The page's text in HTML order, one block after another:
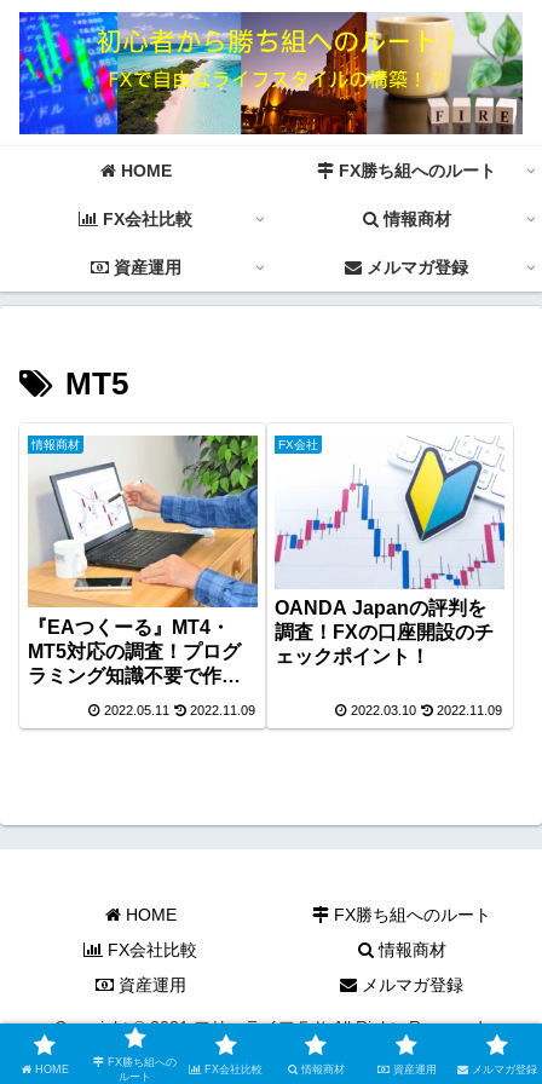
HOME FX勝ち組へのルート
FX会社比較 情報商材
資産運用 メルマガ登録
MT5
情報商材
『EAつくーる』MT4・
MT5対応の調査！プログ
ラミング知識不要で作れ
る EAをGogoJungleが開
発！
2022.05.11 2022.11.09
FX会社
OANDA Japanの評判を
調査！FXの口座開設のチ
ェックポイント！
2022.03.10 2022.11.09
HOME
FX勝ち組へのルート
FX会社比較
情報商材
資産運用
メルマガ登録
Copyright © 2021 フリーライフＦＸ All Rights Reserved.
HOME
FX勝ち組への
ルート
FX会社比較 情報商材 資産運用 メルマガ登録